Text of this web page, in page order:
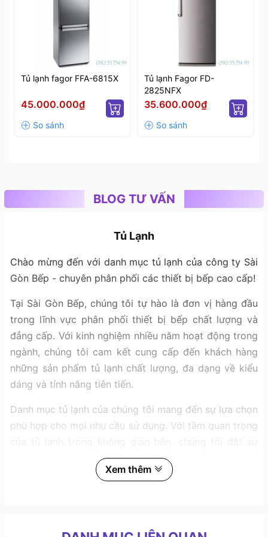
Tủ lạnh fagor FFA-6815X
45.000.000₫
Tủ lạnh Fagor FD-
2825NFX
35.600.000₫
BLOG TƯ VẤN
Tủ Lạnh
Chào mừng đến với danh mục tủ lạnh của công ty Sài
Gòn Bếp - chuyên phân phối các thiết bị bếp cao cấp!
Tại Sài Gòn Bếp, chúng tôi tự hào là đơn vị hàng đầu
trong lĩnh vực phân phối thiết bị bếp chất lượng và
đẳng cấp. Với kinh nghiệm nhiều năm hoạt động trong
ngành, chúng tôi cam kết cung cấp đến khách hàng
những sản phẩm tủ lạnh chất lượng, đa dạng về kiểu
dáng và tính năng tiên tiến.
Danh mục tủ lạnh của chúng tôi mang đến sự lựa chọn
phù hợp cho mọi nhu cầu sử dụng. Với tầm quan trọng
chăm sóc đến chi tiết và thiết kế tinh tế là ưu tiên
hàng đầu. Khách hàng có thể tìm thấy các dòng tủ
Xem thêm